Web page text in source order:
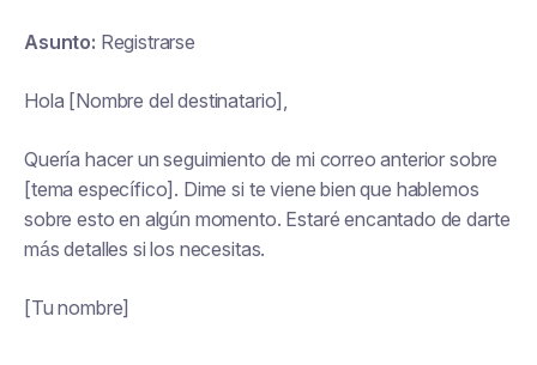
Asunto: Registrarse
Hola [Nombre del destinatario],
Quería hacer un seguimiento de mi correo anterior sobre
[tema específico]. Dime si te viene bien que hablemos
sobre esto en algún momento. Estaré encantado de darte
más detalles si los necesitas.
[Tu nombre]